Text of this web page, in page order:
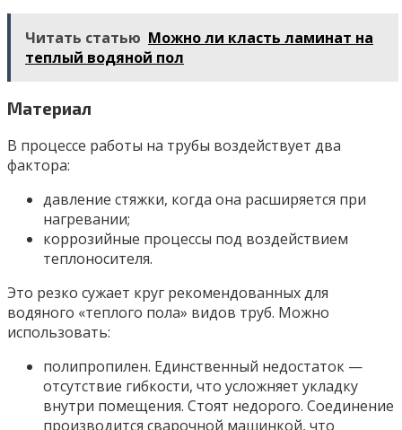
Читать статью Можно ли класть ламинат на
теплый водяной пол
Материал
В процессе работы на трубы воздействует два
фактора:
давление стяжки, когда она расширяется при
нагревании;
коррозийные процессы под воздействием
теплоносителя.
Это резко сужает круг рекомендованных для
водяного «теплого пола» видов труб. Можно
использовать:
полипропилен. Единственный недостаток —
отсутствие гибкости, что усложняет укладку
внутри помещения. Стоят недорого. Соединение
производится сварочной машинкой, что